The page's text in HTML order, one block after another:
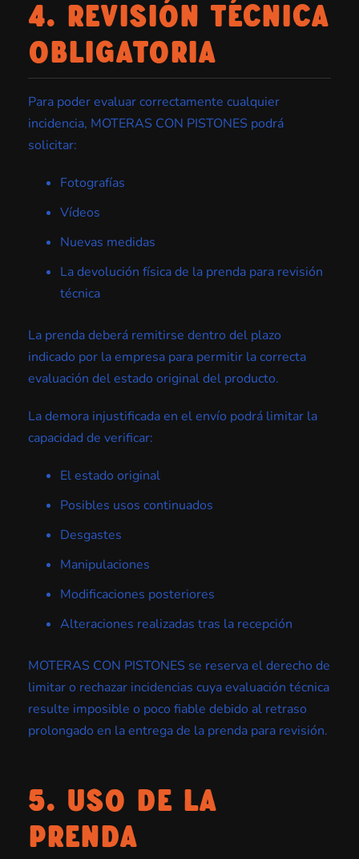
4. REVISIÓN TÉCNICA
OBLIGATORIA
Para poder evaluar correctamente cualquier
incidencia, MOTERAS CON PISTONES podrá
solicitar:
Fotografías
Vídeos
Nuevas medidas
La devolución física de la prenda para revisión
técnica
La prenda deberá remitirse dentro del plazo
indicado por la empresa para permitir la correcta
evaluación del estado original del producto.
La demora injustificada en el envío podrá limitar la
capacidad de verificar:
El estado original
Posibles usos continuados
Desgastes
Manipulaciones
Modificaciones posteriores
Alteraciones realizadas tras la recepción
MOTERAS CON PISTONES se reserva el derecho de
limitar o rechazar incidencias cuya evaluación técnica
resulte imposible o poco fiable debido al retraso
prolongado en la entrega de la prenda para revisión.
5. USO DE LA
PRENDA